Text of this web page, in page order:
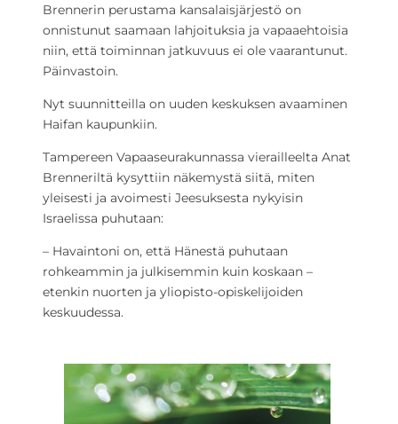
Brennerin perustama kansalaisjärjestö on
onnistunut saamaan lahjoituksia ja vapaaehtoisia
niin, että toiminnan jatkuvuus ei ole vaarantunut.
Päinvastoin.
Nyt suunnitteilla on uuden keskuksen avaaminen
Haifan kaupunkiin.
Tampereen Vapaaseurakunnassa vierailleelta Anat
Brenneriltä kysyttiin näkemystä siitä, miten
yleisesti ja avoimesti Jeesuksesta nykyisin
Israelissa puhutaan:
– Havaintoni on, että Hänestä puhutaan
rohkeammin ja julkisemmin kuin koskaan –
etenkin nuorten ja yliopisto-opiskelijoiden
keskuudessa.